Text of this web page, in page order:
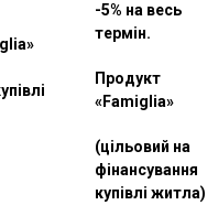
-5% на весь
термін.
Продукт
«Famiglia»
(цільовий на
фінансування
купівлі житла)